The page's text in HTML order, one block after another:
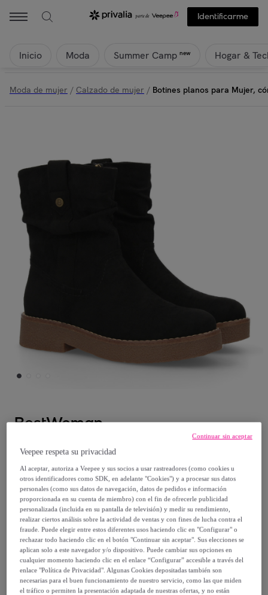
Identificarme
Inicio Moda Summer Camp new Hogar &
Moda de mujer / Calzado de mujer / Botines planos para Mujer,
BestWoman
Botines planos para Mujer, cómodos y
elegantes, diseño moderno con caña
arrugada
34,99 €
69,98 €
-50%
Vendido porShoes and Blues
Veepee respeta su privacidad
Al aceptar, autoriza a Veepee y sus socios a usar rastreadores (como cookies u
otros identificadores como SDK, en adelante "Cookies") y a procesar sus datos
personales (como sus datos de navegación, datos de pedidos e información
proporcionada en su cuenta de miembro) con el fin de ofrecerle publicidad
personalizada (incluida en su pantalla de televisión) y medir su rendimiento,
realizar ciertos análisis sobre la actividad de ventas y con fines de lucha contra el
fraude. Puede elegir entre estos diferentes usos haciendo clic en "Configurar" o
rechazar todo haciendo clic en el botón "Continuar sin aceptar". Sus elecciones se
aplican solo a este navegador y/o dispositivo. Puede cambiar sus opciones en
cualquier momento haciendo clic en el enlace “Configurar” accesible a través del
enlace "Política de Privacidad". Algunas Cookies depositadas también son
necesarias para el buen funcionamiento de nuestro servicio, como las que miden
el tráfico o permiten la presentación adaptada de nuestras ofertas, y no están
Continuar sin aceptar